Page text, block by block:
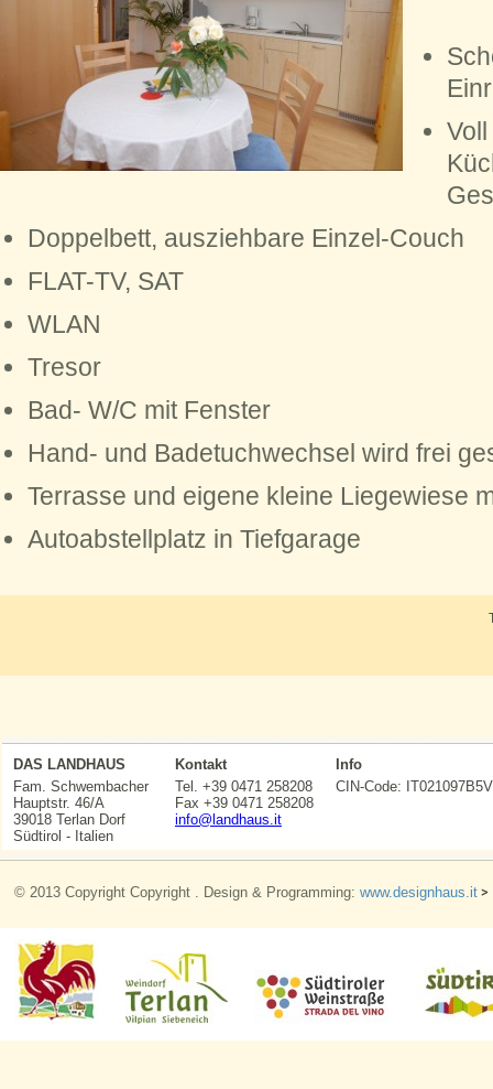
Doppelbett, ausziehbare Einzel-Couch
FLAT-TV, SAT
WLAN
Tresor
Bad- W/C mit Fenster
Hand- und Badetuchwechsel wird frei
Terrasse und eigene kleine Liegewiese
Autoabstellplatz in Tiefgarage
DAS LANDHAUS
Fam. Schwembacher
Hauptstr. 46/A
39018 Terlan Dorf
Südtirol - Italien
Kontakt
Tel. +39 0471 258208
Fax +39 0471 258208
info@landhaus.it
Info
CIN-Code:
© 2013 Copyright Copyright . Design & Programming: www.designhaus.it